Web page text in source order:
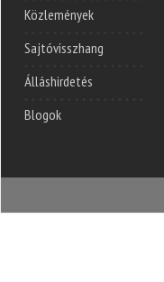
Közlemények
Sajtóvisszhang
Álláshirdetés
Blogok